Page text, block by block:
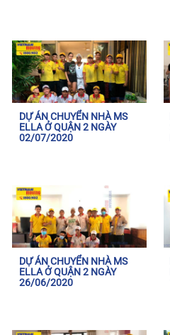
DỰ ÁN CHUYỂN NHÀ MS
ELLA Ở QUẬN 2 NGÀY
02/07/2020
DỰ ÁN CHUYỂN NHÀ MS
ELLA Ở QUẬN 2 NGÀY
26/06/2020